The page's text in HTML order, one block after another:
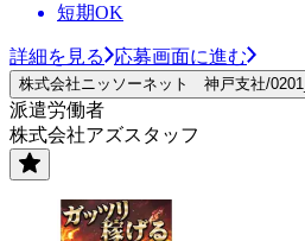
短期OK
詳細を見る 応募画面に進む
株式会社ニッソーネット 神戸支社/
派遣労働者
株式会社アズスタッフ